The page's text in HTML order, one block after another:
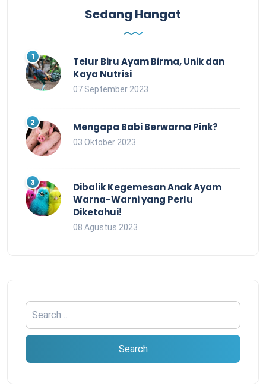
Sedang Hangat
Telur Biru Ayam Birma, Unik dan
Kaya Nutrisi
07 September 2023
Mengapa Babi Berwarna Pink?
03 Oktober 2023
Dibalik Kegemesan Anak Ayam
Warna-Warni yang Perlu
Diketahui!
08 Agustus 2023